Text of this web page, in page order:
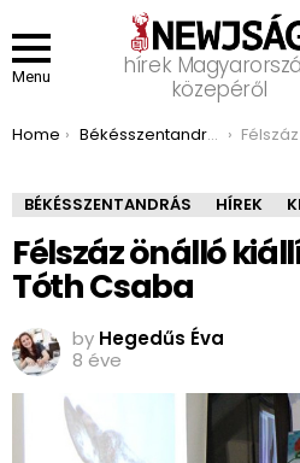
Menu
hírek
közepéről
You are here:
Home Békésszentandrás Félszáz önálló
BÉKÉSSZENTANDRÁS HÍREK
Félszáz önálló
Tóth Csaba
by Hegedűs Éva
8 éve